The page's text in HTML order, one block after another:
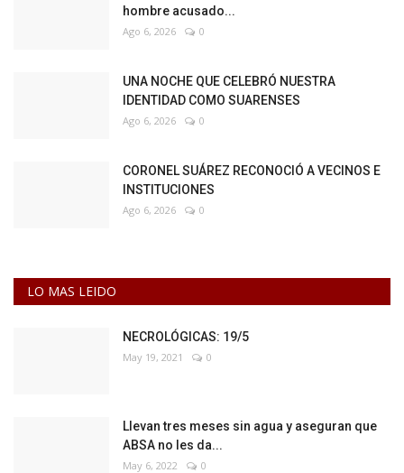
hombre acusado...
Ago 6, 2026 0
UNA NOCHE QUE CELEBRÓ NUESTRA
IDENTIDAD COMO SUARENSES
Ago 6, 2026 0
CORONEL SUÁREZ RECONOCIÓ A VECINOS E
INSTITUCIONES
Ago 6, 2026 0
LO MAS LEIDO
NECROLÓGICAS: 19/5
May 19, 2021 0
Llevan tres meses sin agua y aseguran que
ABSA no les da...
May 6, 2022 0